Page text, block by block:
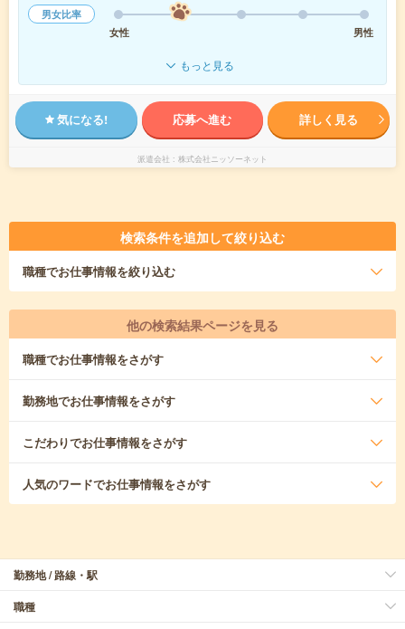
男女比率
女性
男性
もっと見る
気になる! 応募へ進む 詳しく見る
派遣会社 株式会社ニッソーネット
検索条件を追加して絞り込む
職種でお仕事情報を絞り込む
他の検索結果ページを見る
職種でお仕事情報をさがす
勤務地でお仕事情報をさがす
こだわりでお仕事情報をさがす
人気のワードでお仕事情報をさがす
勤務地 / 路線・駅
職種